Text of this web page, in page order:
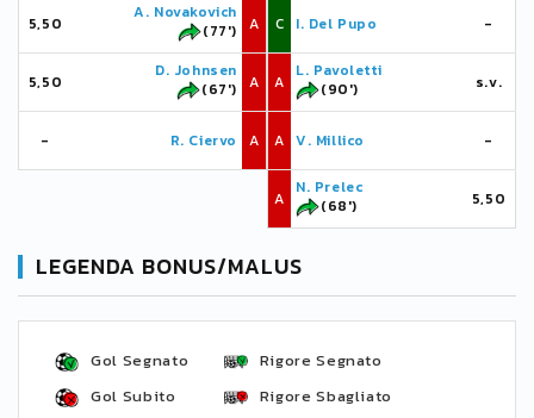
5,50
A. Novakovich
(77')
A
5,50
D. Johnsen
(67')
A
- R. Ciervo A
C I. Del Pupo -
A
L. Pavoletti
(90')
s.v.
A V. Millico -
A
N. Prelec
(68')
5,50
LEGENDA BONUS/MALUS
Gol Segnato
Gol Subito
Rigore Segnato
Rigore Sbagliato